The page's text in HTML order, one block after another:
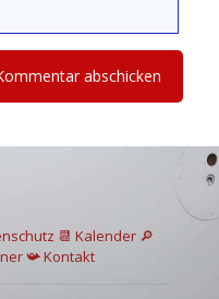
📆 Kalender 🔎
📯Kontakt